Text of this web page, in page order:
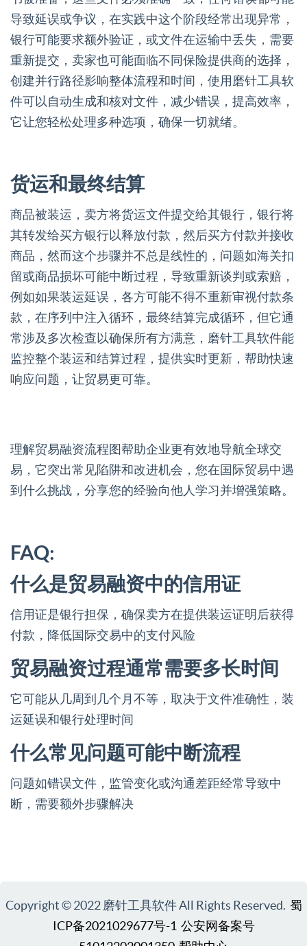
导致延误或争议，在实践中这个阶段经常出现异常，
银行可能要求额外验证，或文件在运输中丢失，需要
重新提交，卖家也可能面临不同保险提供商的选择，
创建并行路径影响整体流程和时间，使用磨针工具软
件可以自动生成和核对文件，减少错误，提高效率，
它让您轻松处理多种选项，确保一切就绪。
货运和最终结算
商品被装运，卖方将货运文件提交给其银行，银行将
其转发给买方银行以释放付款，然后买方付款并接收
商品，然而这个步骤并不总是线性的，问题如海关扣
留或商品损坏可能中断过程，导致重新谈判或索赔，
例如如果装运延误，各方可能不得不重新审视付款条
款，在序列中注入循环，最终结算完成循环，但它通
常涉及多次检查以确保所有方满意，磨针工具软件能
监控整个装运和结算过程，提供实时更新，帮助快速
响应问题，让贸易更可靠。
理解贸易融资流程图帮助企业更有效地导航全球交
易，它突出常见陷阱和改进机会，您在国际贸易中遇
到什么挑战，分享您的经验向他人学习并增强策略。
FAQ:
什么是贸易融资中的信用证
信用证是银行担保，确保卖方在提供装运证明后获得
付款，降低国际交易中的支付风险
贸易融资过程通常需要多长时间
它可能从几周到几个月不等，取决于文件准确性，装
运延误和银行处理时间
什么常见问题可能中断流程
问题如错误文件，监管变化或沟通差距经常导致中
断，需要额外步骤解决
Copyright © 2022 磨针工具软件 All Rights Reserved. 蜀
ICP备2021029677号-1 公安网备案号